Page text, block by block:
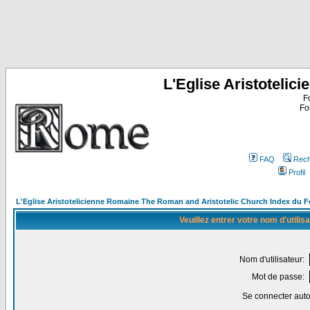
L'Eglise
FAQ
Profil
L'Eglise Aristotelicienne Romaine The Roman and Aristotelic Church Index du
Veuillez entrer votre nom
Nom d'utilisateur:
Mot de passe:
Se connecter